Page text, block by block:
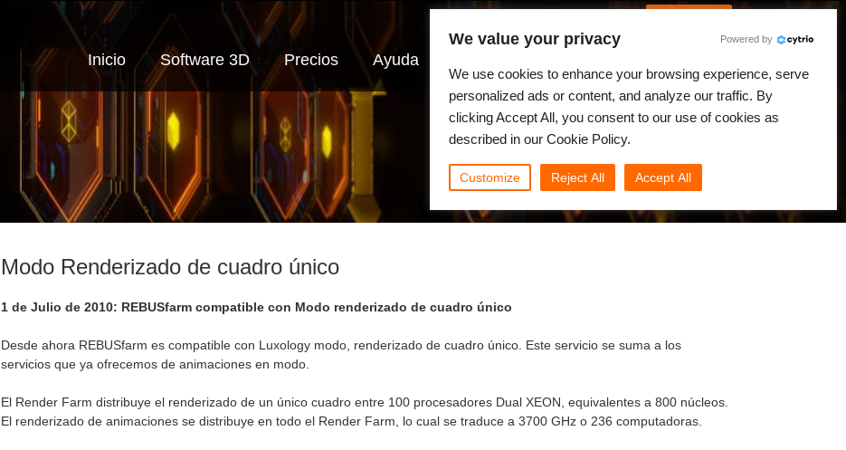
Inicio Software 3D Precios Ayuda
Modo Renderizado de cuadro único
1 de Julio de 2010: REBUSfarm compatible con Modo renderizado de cuadro único
Desde ahora REBUSfarm es compatible con Luxology modo, renderizado de cuadro único. Este servicio se suma a los
servicios que ya ofrecemos de animaciones en modo.
El Render Farm distribuye el renderizado de un único cuadro entre 100 procesadores Dual XEON, equivalentes a 800 núcleos.
El renderizado de animaciones se distribuye en todo el Render Farm, lo cual se traduce a 3700 GHz o 236 computadoras.
We value your privacy Powered by
We use cookies to enhance your browsing experience, serve
personalized ads or content, and analyze our traffic. By
clicking Accept All, you consent to our use of cookies as
described in our Cookie Policy.
Customize Reject All Accept All